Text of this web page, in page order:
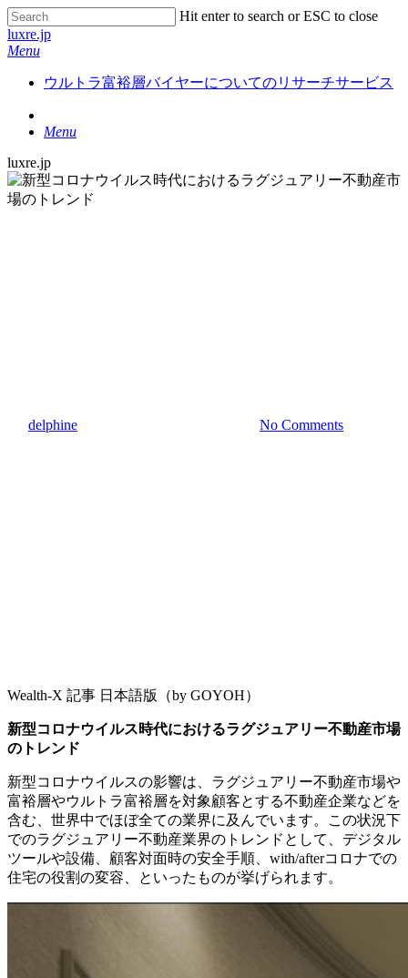
Hit enter to search or ESC to close
luxre.jp
Menu
ウルトラ富裕層バイヤーについてのリサーチサービス
Menu
luxre.jp
delphine No Comments
Wealth-X 記事 日本語版（by GOYOH）
新型コロナウイルス時代におけるラグジュアリー不動産市場
のトレンド
新型コロナウイルスの影響は、 ラグジュアリー不動産市場や
富裕層やウルトラ富裕層を対象顧客とする不動産企業などを
含む、 世界中でほぼ全ての業界に及んでいます。この状況下
でのラグジュアリー不動産業界のトレンドとして、 デジタル
ツールや設備、顧客対面時の安全手順、with/afterコロナでの
住宅の役割の変容、
といったものが挙げられます。